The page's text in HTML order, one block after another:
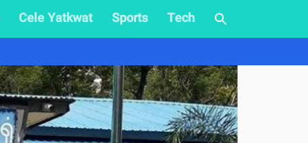
Cele Yatkwat Sports
Tech